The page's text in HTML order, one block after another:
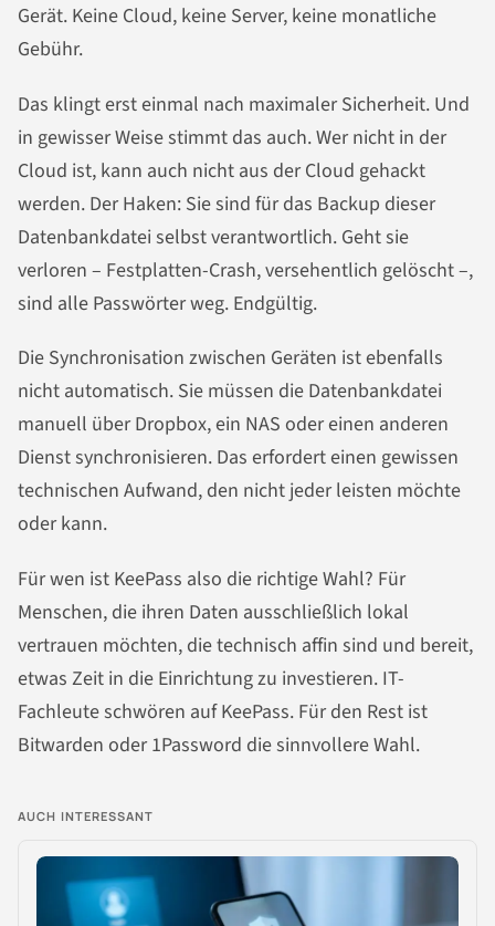
Gerät. Keine Cloud, keine Server, keine monatliche
Gebühr.
Das klingt erst einmal nach maximaler Sicherheit. Und
in gewisser Weise stimmt das auch. Wer nicht in der
Cloud ist, kann auch nicht aus der Cloud gehackt
werden. Der Haken: Sie sind für das Backup dieser
Datenbankdatei selbst verantwortlich. Geht sie
verloren – Festplatten-Crash, versehentlich gelöscht –,
sind alle Passwörter weg. Endgültig.
Die Synchronisation zwischen Geräten ist ebenfalls
nicht automatisch. Sie müssen die Datenbankdatei
manuell über Dropbox, ein NAS oder einen anderen
Dienst synchronisieren. Das erfordert einen gewissen
technischen Aufwand, den nicht jeder leisten möchte
oder kann.
Für wen ist KeePass also die richtige Wahl? Für
Menschen, die ihren Daten ausschließlich lokal
vertrauen möchten, die technisch affin sind und bereit,
etwas Zeit in die Einrichtung zu investieren. IT-
Fachleute schwören auf KeePass. Für den Rest ist
Bitwarden oder 1Password die sinnvollere Wahl.
AUCH INTERESSANT